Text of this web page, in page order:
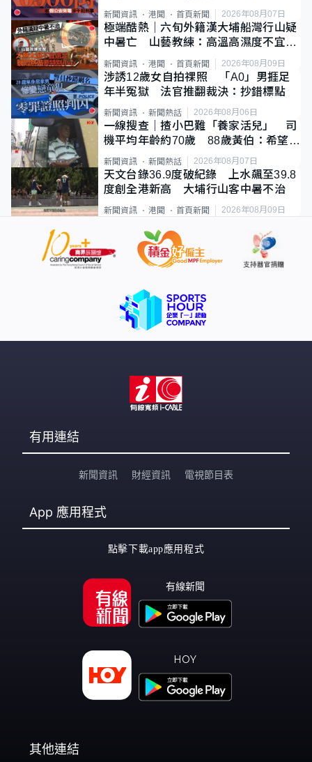
新聞資訊 港聞 首頁新聞 2026年08月07日
極端酷熱｜六旬外籍漢大埔船灣行山疑
中暑亡 山藝教練：高溫高濕度不宜遠
新聞資訊 港聞 首頁新聞 2026年08月09日
涉誘12歲女自拍祼照 「A0」男捱足
年半冤獄 法官推翻裁決：抄錯標點
新聞資訊 新聞熱話 2026年08月06日
一線搜查｜揸小巴難「養家活兒」 司
機平均年齡約70歲 88歲黃伯：希望一
直揸落去
新聞資訊 新聞熱話 2026年08月07日
天文台錄36.9度破紀錄 上水飆至39.8
度創全港新高 大埔行山客中暑不治
新聞資訊 港聞 首頁新聞 2026年08月09日
有用連結
新聞資訊 財經資訊 電視節目表
App 應用程式
點擊下載app應用程式
有線新聞
HOY
其他連結